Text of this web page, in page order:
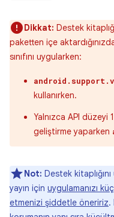
Dikkat: Destek
paketten içe
sınıfını uygularken:
kullanırken.
Yalnızca API düzeyi
geliştirme yaparken
Not: Destek
yayın için uygulamanızı
etmenizi şiddetle öneririz.